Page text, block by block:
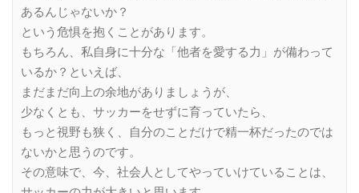
あるんじゃないか？
という危惧を抱くことがあります。
もちろん、私自身に十分な「他者を愛する力」が備わって
いるか？といえば、
まだまだ向上の余地がありましょうが、
少なくとも、サッカーをせずに育っていたら、
もっと視野も狭く、自分のことだけで精一杯だったのでは
ないかと思うのです。
その意味で、今、社会人としてやっていけていることは、